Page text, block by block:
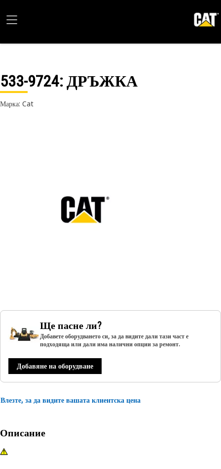
533-9724: ДРЪЖКА
Марка: Cat
Ще пасне ли?
Добавете оборудването си, за да видите дали тази част е
подходяща или дали има налични опции за ремонт.
Добавяне на оборудване
Влезте, за да видите вашата клиентска цена
Описание